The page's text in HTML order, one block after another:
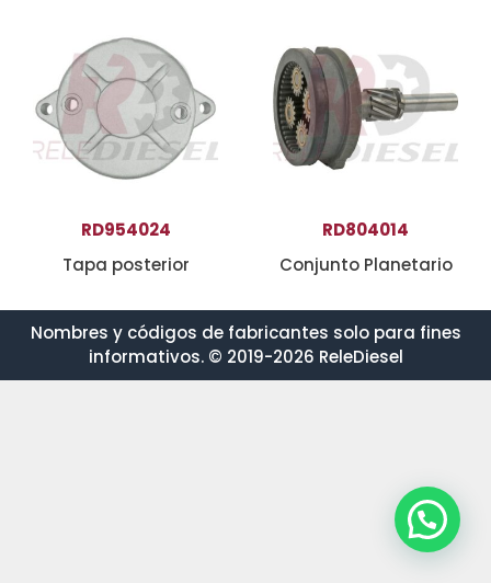
RD954024
Tapa posterior
RD804014
Conjunto Planetario
Nombres y códigos de fabricantes solo para fines
informativos. © 2019-2026 ReleDiesel